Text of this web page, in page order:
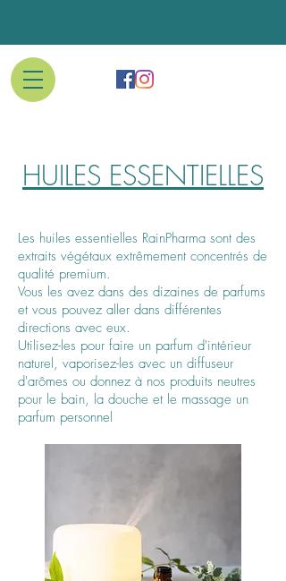
HUILES ESSENTIELLES
Les huiles essentielles RainPharma sont des
extraits végétaux extrêmement concentrés de
qualité premium.
Vous les avez dans des dizaines de parfums
et vous pouvez aller dans différentes
directions avec eux.
Utilisez-les pour faire un parfum d'intérieur
naturel, vaporisez-les avec un diffuseur
d'arômes ou donnez à nos produits neutres
pour le bain, la douche et le massage un
parfum personnel